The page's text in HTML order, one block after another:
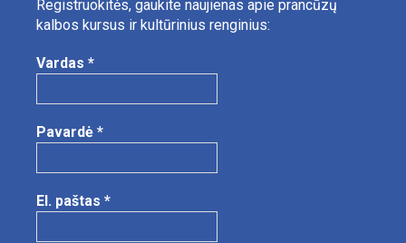
Registruokitės, gaukite naujienas apie prancūzų
kalbos kursus ir kultūrinius renginius:
Vardas *
Pavardė *
El. paštas *